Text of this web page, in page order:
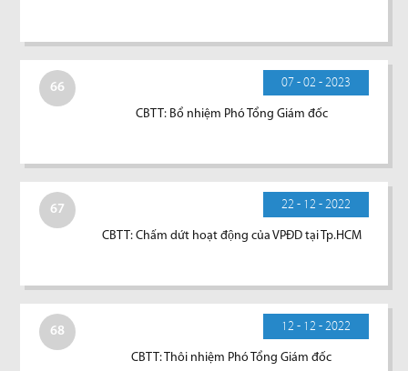
66 07 - 02 - 2023
CBTT: Bổ nhiệm Phó Tổng Giám đốc
67 22 - 12 - 2022
CBTT: Chấm dứt hoạt động của VPĐD tại Tp.HCM
68 12 - 12 - 2022
CBTT: Thôi nhiệm Phó Tổng Giám đốc